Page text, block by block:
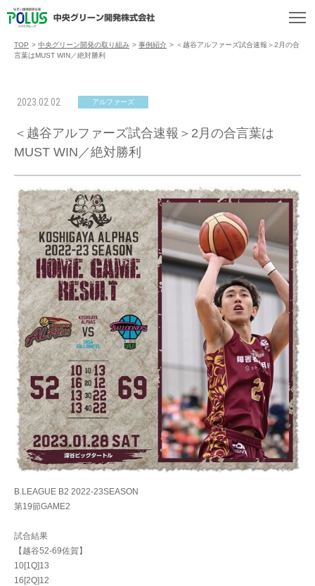
TOP > 中央グリーン開発の取り組み > 事例紹介 > ＜越谷アルファーズ試合速報＞2月の合
言葉はMUST WIN／絶対勝利
2023.02.02 アルファーズ
＜越谷アルファーズ試合速報＞2月の合言葉は
MUST WIN／絶対勝利
B.LEAGUE B2 2022-23SEASON
第19節GAME2
試合結果
【越谷52-69佐賀】
10[1Q]13
16[2Q]12